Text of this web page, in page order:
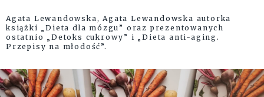
Agata Lewandowska, Agata Lewandowska autorka
książki „Dieta dla mózgu” oraz prezentowanych
ostatnio „Detoks cukrowy” i „Dieta anti-aging.
Przepisy na młodość”.